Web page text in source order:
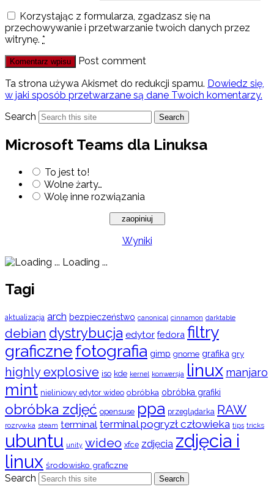
Korzystając z formularza, zgadzasz się na
przechowywanie i przetwarzanie twoich danych przez
witrynę. *
Post comment
Ta strona używa Akismet do redukcji spamu. Dowiedz się,
w jaki sposób przetwarzane są dane Twoich komentarzy.
Search
Search
Microsoft Teams dla Linuksa
To jest to!
Wolne żarty…
Wolę inne rozwiązania
Wyniki
Loading ...
Tagi
aktualizacja arch bezpieczeństwo canonical cinnamon darktable
debian dystrybucja edytor fedora filtry
graficznefotografia gimp gnome grafika gry
highly explosive iso kde kernel konwersja linux manjaro
mint nieliniowy edytor wideo obróbka obróbka grafiki
obróbka zdjęć opensuse ppa przeglądarka RAW
rozrywka steam terminal terminal pogryzł człowieka tips tricks
ubuntu unity wideo xfce zdjęcia zdjęcia i
linux środowisko graficzne
Search Search